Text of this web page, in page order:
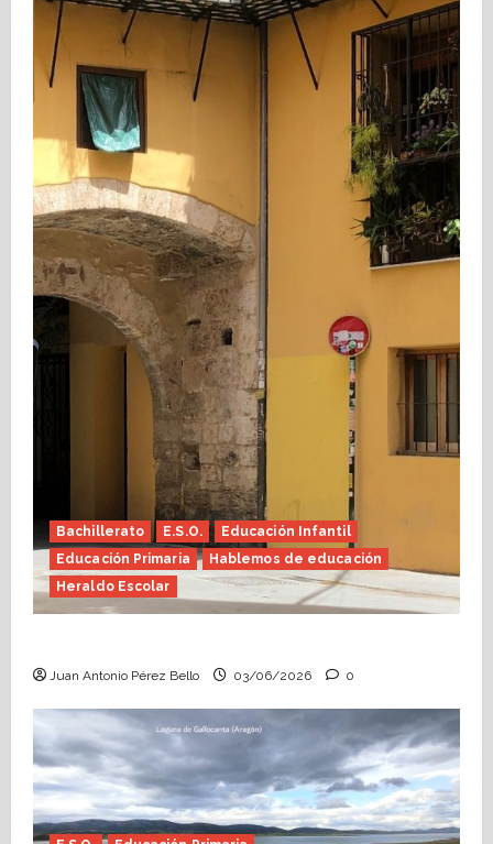
Bachillerato E.S.O.
Educación Infantil
Educación Primaria
Hablemos de educación
Heraldo Escolar
Juan Antonio Pérez Bello 03/06/2026 0